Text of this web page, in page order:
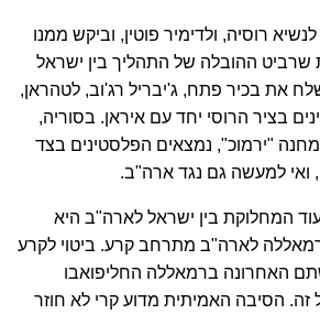
רוסיה, ולדימיר פוטין, וביקש ממנו
ההובלה של התהליך בין ישראל
את בכיר פתח, ג'יבריל רג'וב, לטהראן,
בציר הרוסי יחד עם איראן. בסוריה,
"ירמוכ", נמצאים הפלסטינים בצד
ואי למעשה גם נגד ארה"ב.
המחלוקת בין ישראל לארה"ב היא
רמאללה לארה"ב מתרחב קרע. ביטוי לקרע
האחרונה ברמאללה החליפואבו
זה. הסיבה האמיתית מדוע קרי לא חוזר